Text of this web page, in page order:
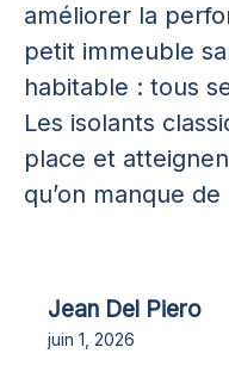
améliorer la
petit immeuble
habitable : tous
Les isolants
place et
qu’on manque
Jean Del Piero
juin 1, 2026